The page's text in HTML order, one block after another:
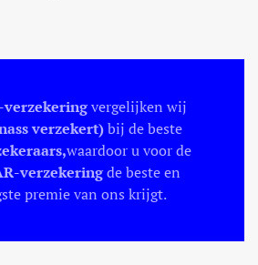
verzekeringvergelijken wij
verzekert)bij de beste
waardoor u voor de
verzekeringde beste en
premie van ons krijgt.